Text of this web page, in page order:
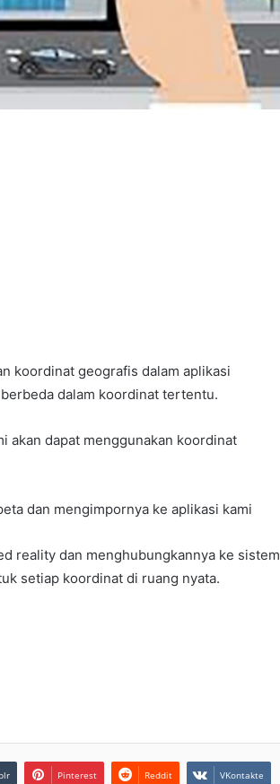
koordinat geografis dalam aplikasi
dalam koordinat tertentu.
akan dapat menggunakan koordinat
dan mengimpornya ke aplikasi kami
reality dan menghubungkannya ke sistem
setiap koordinat di ruang nyata.
Pinterest Reddit VKontakte